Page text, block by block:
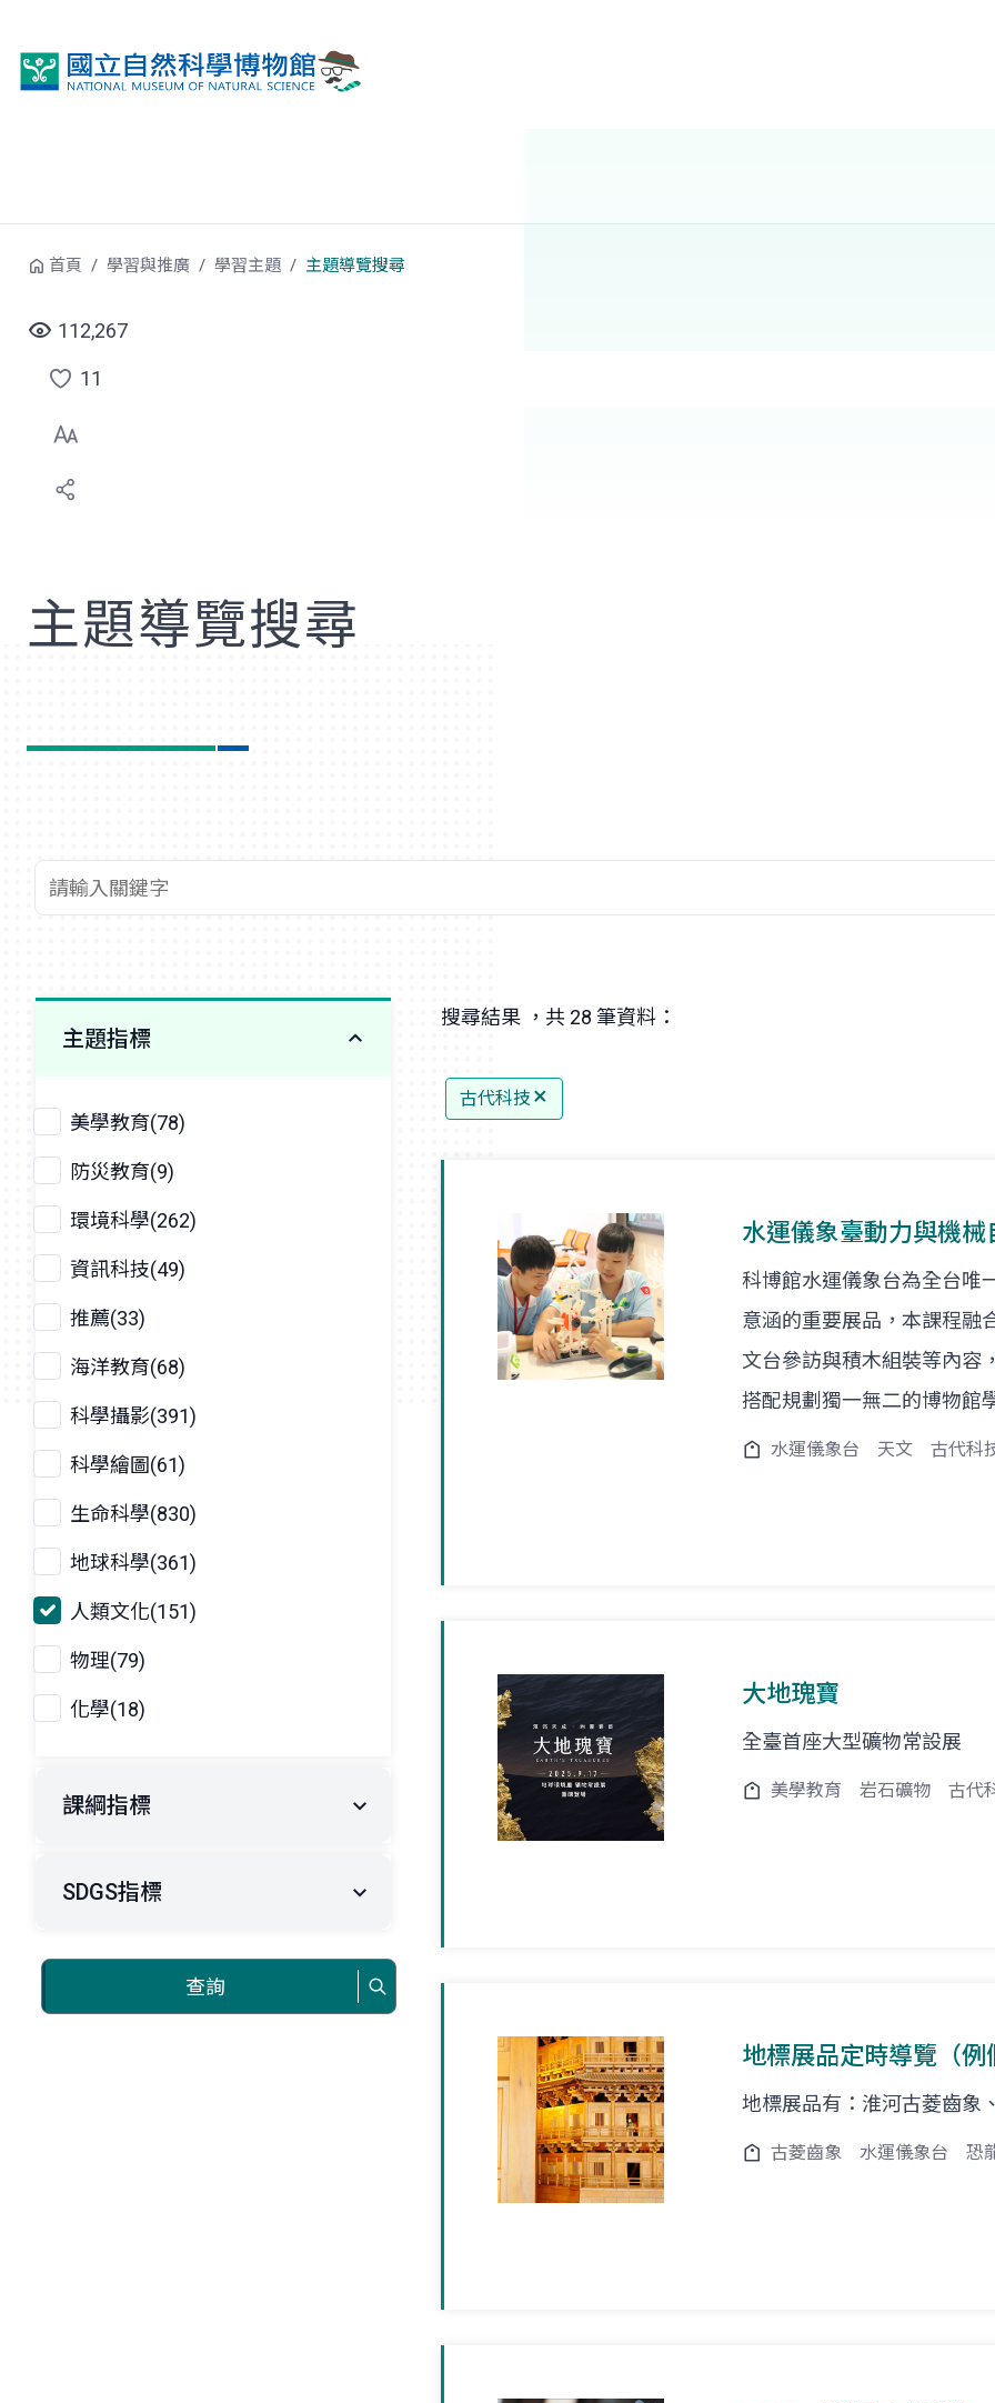
首頁 學習與推廣 學習主題 主題導覽搜尋
112,267
點
選
喜
11
主題導覽搜尋
查詢關鍵字
主題指標
美學教育(78)
防災教育(9)
環境科學(262)
資訊科技(49)
推薦(33)
海洋教育(68)
科學攝影(391)
科學繪圖(61)
生命科學(830)
地球科學(361)
人類文化(151)
物理(79)
化學(18)
課綱指標
SDGS指標
查詢
搜尋結果 ，共 28 筆資料：
古代科技
水運儀象臺動力與機械
科博館水運儀象台為全台唯
意涵的重要展品，本課程融
文台參訪與積木組裝等內容
搭配規劃獨一無二的博物館
水運儀象台 天文 古代科
大地瑰寶
全臺首座大型礦物常設展
美學教育 岩石礦物 古代
地標展品定時導覽（例
地標展品有：淮河古菱齒象
古菱齒象 水運儀象台 恐